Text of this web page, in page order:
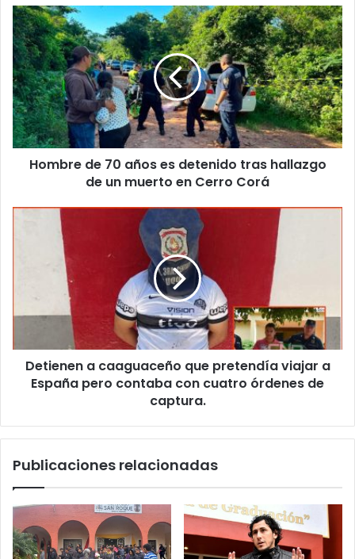
Hombre de 70 años es detenido tras hallazgo
de un muerto en Cerro Corá
Detienen a caaguaceño que pretendía viajar a
España pero contaba con cuatro órdenes de
captura.
Publicaciones relacionadas